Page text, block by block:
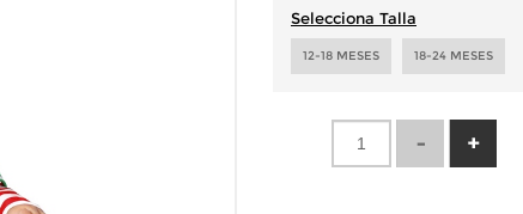
Selecciona Talla
12-18 MESES 18-24 MESES